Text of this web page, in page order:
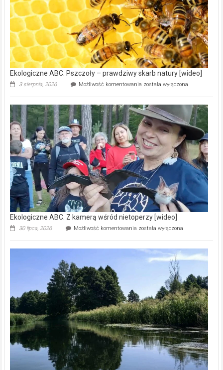
15,6
mln
na
modernizację
oczyszczalni
ścieków
[wideo]
Ekologiczne ABC. Pszczoły – prawdziwy skarb natury [wideo]
3 sierpnia, 2026 Możliwość komentowania Ekologiczne
–
prawdziwy
skarb
natury
[wideo]
została wyłączona
Ekologiczne ABC. Z kamerą wśród nietoperzy [wideo]
30 lipca, 2026 Możliwość komentowania Ekologiczne
kamerą
wśród
została wyłączona